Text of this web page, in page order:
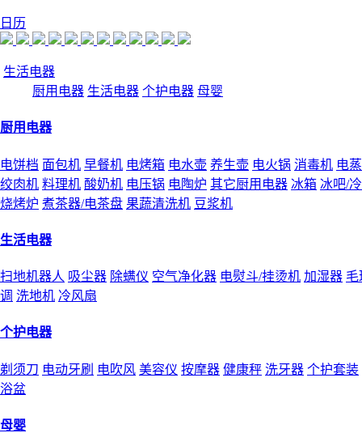
日历
生活电器
厨用电器 生活电器 个护电器 母婴
厨用电器
电饼档 面包机 早餐机 电烤箱 电水壶 养生壶 电火锅 消毒机 电
绞肉机 料理机 酸奶机 电压锅 电陶炉 其它厨用电器 冰箱 冰吧/
烧烤炉 煮茶器/电茶盘 果蔬清洗机 豆浆机
生活电器
扫地机器人 吸尘器 除螨仪 空气净化器 电熨斗/挂烫机 加湿器 毛
调 洗地机 冷风扇
个护电器
剃须刀 电动牙刷 电吹风 美容仪 按摩器 健康秤 洗牙器 个护套装
浴盆
母婴